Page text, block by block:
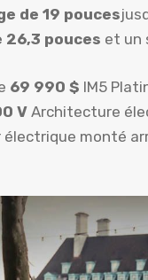
de 19 pouces
pouces et un
69 990 $ IM5
VArchitecture
monté